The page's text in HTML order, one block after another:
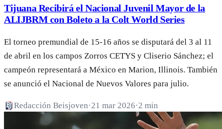
Tijuana Recibirá el Nacional Juvenil Mayor de la
ALIJBRM con Boleto a la Colt World Series
El torneo premundial de 15-16 años se disputará del 3 al 11
de abril en los campos Zorros CETYS y Cliserio Sánchez; el
campeón representará a México en Marion, Illinois. También
se anunció el Nacional de Nuevos Valores para julio.
Redacción Beisjoven·21 mar 2026·2 min